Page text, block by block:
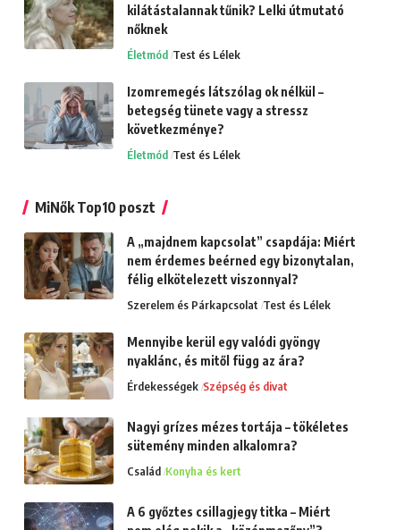
kilátástalannak tűnik? Lelki útmutató
nőknek
Életmód Test és Lélek
Izomremegés látszólag ok nélkül –
betegség tünete vagy a stressz
következménye?
Életmód Test és Lélek
MiNők Top10 poszt
A „majdnem kapcsolat” csapdája: Miért
nem érdemes beérned egy bizonytalan,
félig elkötelezett viszonnyal?
Szerelem és Párkapcsolat Test és Lélek
Mennyibe kerül egy valódi gyöngy
nyaklánc, és mitől függ az ára?
Érdekességek Szépség és divat
Nagyi grízes mézes tortája – tökéletes
sütemény minden alkalomra?
Család Konyha és kert
A 6 győztes csillagjegy titka – Miért